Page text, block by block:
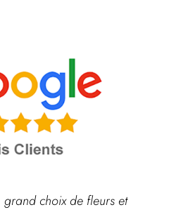
grand choix de fleurs et